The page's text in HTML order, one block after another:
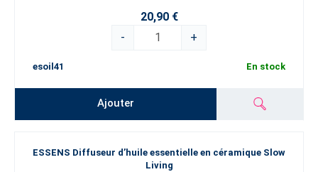
20,90 €
-
+
esoil41 En stock
Ajouter
ESSENS Diffuseur d’huile essentielle en céramique Slow
Living